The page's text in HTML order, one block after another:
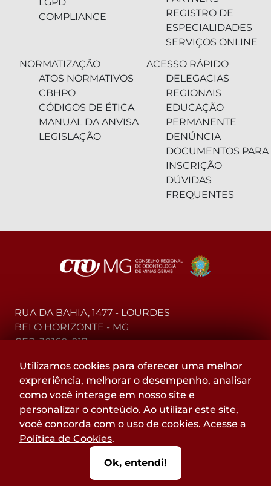
COMPLIANCE
REGISTRO DE
ESPECIALIDADES
SERVIÇOS ONLINE
NORMATIZAÇÃO
ATOS NORMATIVOS
CBHPO
CÓDIGOS DE ÉTICA
MANUAL DA ANVISA
LEGISLAÇÃO
ACESSO RÁPIDO
DELEGACIAS
REGIONAIS
EDUCAÇÃO
PERMANENTE
DENÚNCIA
DOCUMENTOS PARA
INSCRIÇÃO
DÚVIDAS
FREQUENTES
RUA DA BAHIA, 1477 - LOURDES
BELO HORIZONTE - MG
CEP: 30160-017
(31) 2104-3000 - WhatsApp
0800-015-4000 - Telefone
Acompanhe
@CROMGOFICIAL
nas redes sociais:
Utilizamos cookies para oferecer uma melhor
expreriência, melhorar o desempenho, analisar
como você interage em nosso site e
personalizar o conteúdo. Ao utilizar este site,
você concorda com o uso de cookies. Acesse a
Política de Cookies.
Ok, entendi!